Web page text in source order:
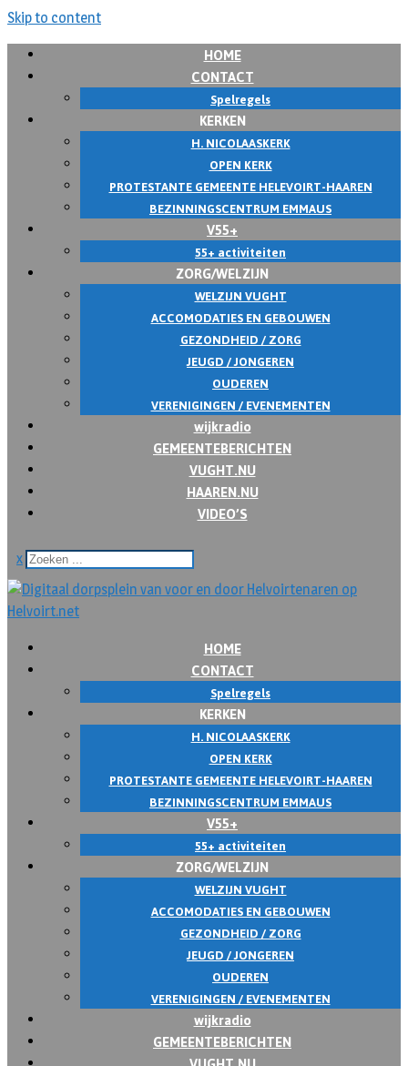
Skip to content
HOME
CONTACT
Spelregels
KERKEN
H. NICOLAASKERK
OPEN KERK
PROTESTANTE GEMEENTE HELEVOIRT-HAAREN
BEZINNINGSCENTRUM EMMAUS
V55+
55+ activiteiten
ZORG/WELZIJN
WELZIJN VUGHT
ACCOMODATIES EN GEBOUWEN
GEZONDHEID / ZORG
JEUGD / JONGEREN
OUDEREN
VERENIGINGEN / EVENEMENTEN
wijkradio
GEMEENTEBERICHTEN
VUGHT.NU
HAAREN.NU
VIDEO’S
x
HOME
CONTACT
Spelregels
KERKEN
H. NICOLAASKERK
OPEN KERK
PROTESTANTE GEMEENTE HELEVOIRT-HAAREN
BEZINNINGSCENTRUM EMMAUS
V55+
55+ activiteiten
ZORG/WELZIJN
WELZIJN VUGHT
ACCOMODATIES EN GEBOUWEN
GEZONDHEID / ZORG
JEUGD / JONGEREN
OUDEREN
VERENIGINGEN / EVENEMENTEN
wijkradio
GEMEENTEBERICHTEN